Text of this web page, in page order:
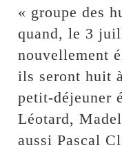
« groupe des
quand, le 3
nouvellement
ils seront huit
petit-déjeuner
Léotard,
aussi Pascal